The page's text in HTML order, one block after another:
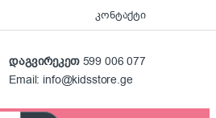
კონტაქტი
დაგვირეკეთ599 006 077
Email: info@kidsstore.ge